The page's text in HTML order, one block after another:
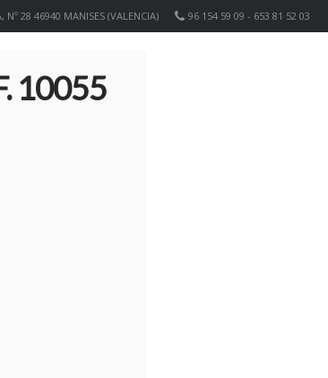
96 154 59 09 - 653 81 52 03
Nº 28 46940 MANISES (VALENCIA)
10055